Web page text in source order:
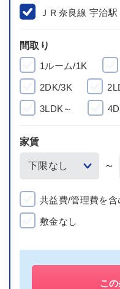
ＪＲ奈良線 宇治駅
間取り
1ルーム/1K
2DK/3K
3LDK～
家賃
～
共益費/管理費を含
敷金なし
こ